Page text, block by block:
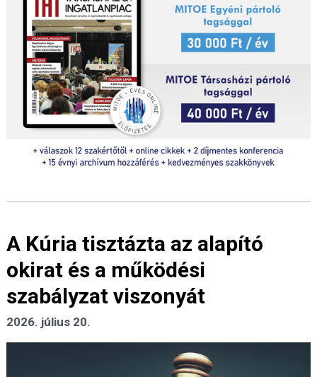
A Kúria tisztázta az alapító
okirat és a működési
szabályzat viszonyát
2026. július 20.